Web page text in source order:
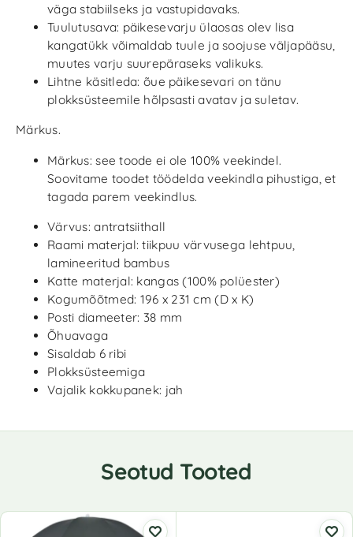
väga stabiilseks ja vastupidavaks.
Tuulutusava: päikesevarju ülaosas olev lisa
kangatükk võimaldab tuule ja soojuse väljapääsu,
muutes varju suurepäraseks valikuks.
Lihtne käsitleda: õue päikesevari on tänu
plokksüsteemile hõlpsasti avatav ja suletav.
Märkus.
Märkus: see toode ei ole 100% veekindel.
Soovitame toodet töödelda veekindla pihustiga, et
tagada parem veekindlus.
Värvus: antratsiithall
Raami materjal: tiikpuu värvusega lehtpuu,
lamineeritud bambus
Katte materjal: kangas (100% polüester)
Kogumõõtmed: 196 x 231 cm (D x K)
Posti diameeter: 38 mm
Õhuavaga
Sisaldab 6 ribi
Plokksüsteemiga
Vajalik kokkupanek: jah
Seotud Tooted